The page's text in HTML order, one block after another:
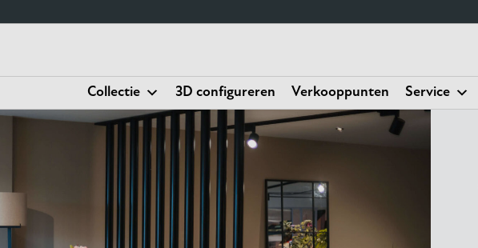
Collectie 3D configureren Verkooppunten Service